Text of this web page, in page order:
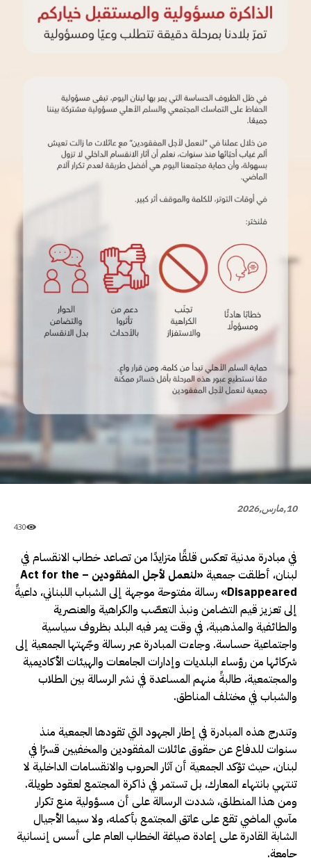
10,مارس,2026
430
في مبادرة مدنية تعكس قلقًا متزايدًا من تصاعد خطاب الانقسام في
لبنان، أطلقت جمعية
«لنعمل لأجل المفقودين – Act for the
Disappeared»
رسالة مفتوحة موجهة إلى الشباب اللبناني، داعيةً
إلى تعزيز قيم التضامن ونبذ التعصّب والكراهية والعنصرية
والطائفية والمذهبية، في وقت يمر فيه البلد بظروف سياسية
واجتماعية حساسة. وجاءت المبادرة عبر رسالة وجّهتها الجمعية إلى
شركائها من رؤساء البلديات وإدارات الجامعات والهيئات الأكاديمية
والمجتمعية، طالبةً منهم المساعدة في نشر الرسالة بين الطلاب
والشباب في مختلف المناطق.
وتندرج هذه المبادرة في إطار الجهود التي تقودها الجمعية منذ
سنوات للدفاع عن حقوق عائلات المفقودين والمخفيين قسرًا في
لبنان، حيث تؤكد الجمعية أن آثار الحروب والانقسامات الداخلية لا
تنتهي بانتهاء المعارك، بل تستمر في ذاكرة المجتمع لعقود طويلة.
ومن هذا المنطلق، شددت الرسالة على أن مسؤولية منع تكرار
مآسي الماضي تقع على عاتق المجتمع بأكمله، ولا سيما الأجيال
الشابة القادرة على إعادة صياغة الخطاب العام على أسس إنسانية
جامعة.